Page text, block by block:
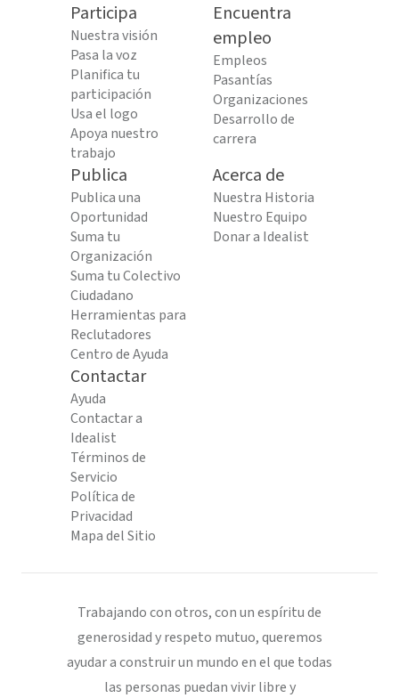
Participa
Nuestra visión
Pasa la voz
Planifica tu
participación
Usa el logo
Apoya nuestro
trabajo
Encuentra
empleo
Empleos
Pasantías
Organizaciones
Desarrollo de
carrera
Publica
Publica una
Oportunidad
Suma tu
Organización
Suma tu Colectivo
Ciudadano
Herramientas para
Reclutadores
Centro de Ayuda
Acerca de
Nuestra Historia
Nuestro Equipo
Donar a Idealist
Contactar
Ayuda
Contactar a
Idealist
Términos de
Servicio
Política de
Privacidad
Mapa del Sitio
Trabajando con otros, con un espíritu de
generosidad y respeto mutuo, queremos
ayudar a construir un mundo en el que todas
las personas puedan vivir libre y